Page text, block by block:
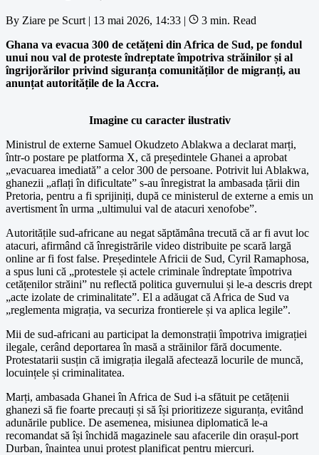
By Ziare pe Scurt | 13 mai 2026, 14:33 |
3 min. Read
Ghana va evacua 300 de cetățeni din Africa de Sud, pe fondul
unui nou val de proteste îndreptate împotriva străinilor și al
îngrijorărilor privind siguranța comunităților de migranți, au
anunțat autoritățile de la Accra.
Imagine cu caracter ilustrativ
Ministrul de externe Samuel Okudzeto Ablakwa a declarat marți,
într-o postare pe platforma X, că președintele Ghanei a aprobat
„evacuarea imediată” a celor 300 de persoane. Potrivit lui Ablakwa,
ghanezii „aflați în dificultate” s-au înregistrat la ambasada țării din
Pretoria, pentru a fi sprijiniți, după ce ministerul de externe a emis un
avertisment în urma „ultimului val de atacuri xenofobe”.
Autoritățile sud-africane au negat săptămâna trecută că ar fi avut loc
atacuri, afirmând că înregistrările video distribuite pe scară largă
online ar fi fost false. Președintele Africii de Sud, Cyril Ramaphosa,
a spus luni că „protestele și actele criminale îndreptate împotriva
cetățenilor străini” nu reflectă politica guvernului și le-a descris drept
„acte izolate de criminalitate”. El a adăugat că Africa de Sud va
„reglementa migrația, va securiza frontierele și va aplica legile”.
Mii de sud-africani au participat la demonstrații împotriva imigrației
ilegale, cerând deportarea în masă a străinilor fără documente.
Protestatarii susțin că imigrația ilegală afectează locurile de muncă,
locuințele și criminalitatea.
Marți, ambasada Ghanei în Africa de Sud i-a sfătuit pe cetățenii
ghanezi să fie foarte precauți și să își prioritizeze siguranța, evitând
adunările publice. De asemenea, misiunea diplomatică le-a
recomandat să își închidă magazinele sau afacerile din orașul-port
Durban, înaintea unui protest planificat pentru miercuri.